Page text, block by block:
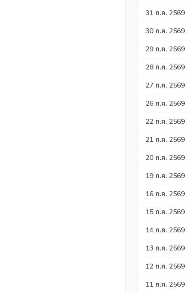
31 ก.ค. 2569
30 ก.ค. 2569
29 ก.ค. 2569
28 ก.ค. 2569
27 ก.ค. 2569
26 ก.ค. 2569
22 ก.ค. 2569
21 ก.ค. 2569
20 ก.ค. 2569
19 ก.ค. 2569
16 ก.ค. 2569
15 ก.ค. 2569
14 ก.ค. 2569
13 ก.ค. 2569
12 ก.ค. 2569
11 ก.ค. 2569